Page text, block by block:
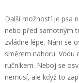
Další možností je psa
nebo před samotným
zvládne lépe. Nám se
směrem nahoru. Vodu
ručníkem. Neboj se
nemusí, ale když to